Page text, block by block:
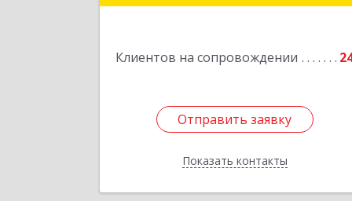
Клиентов на сопровождении
Отправить заявку
Показать контакты
Отправить заявку
Назад